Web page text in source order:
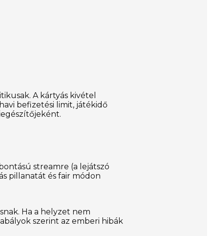
A kártyás kivétel
befizetési limit, játékidő
streamre (a lejátszó
pillanatát és fair módon
Ha a helyzet nem
szerint az emberi hibák